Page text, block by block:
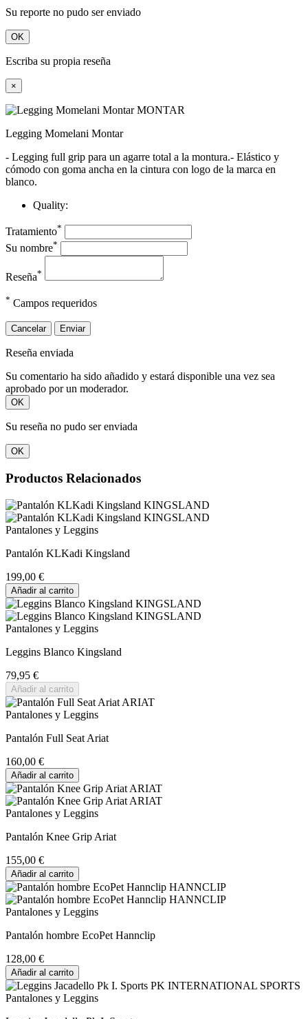
Su reporte no pudo ser enviado
OK
Escriba su propia reseña
×
Legging Momelani Montar
- Legging full grip para un agarre total a la montura.- Elástico y
cómodo con goma ancha en la cintura con logo de la marca en
blanco.
Quality:
Tratamiento*
Su nombre*
Reseña*
* Campos requeridos
Cancelar Enviar
Reseña enviada
Su comentario ha sido añadido y estará disponible una vez sea
aprobado por un moderador.
OK
Su reseña no pudo ser enviada
OK
Productos Relacionados
Pantalones y Leggins
Pantalón KLKadi Kingsland
199,00 €
Añadir al carrito
Pantalones y Leggins
Leggins Blanco Kingsland
79,95 €
Añadir al carrito
Pantalones y Leggins
Pantalón Full Seat Ariat
160,00 €
Añadir al carrito
Pantalones y Leggins
Pantalón Knee Grip Ariat
155,00 €
Añadir al carrito
Pantalones y Leggins
Pantalón hombre EcoPet Hannclip
128,00 €
Añadir al carrito
Pantalones y Leggins